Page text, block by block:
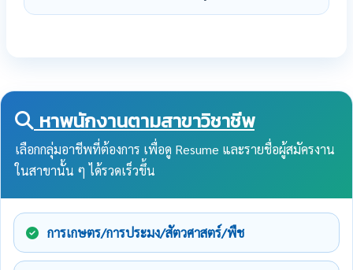
หาพนักงานตามสาขาวิชาชีพ
เลือกกลุ่มอาชีพที่ต้องการ เพื่อดู Resume และรายชื่อผู้สมัครงาน
ในสาขานั้น ๆ ได้รวดเร็วขึ้น
การเกษตร/การประมง/สัตวศาสตร์/พืช